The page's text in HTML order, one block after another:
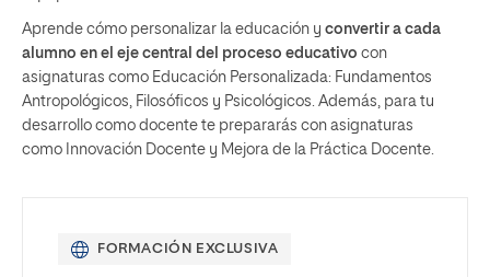
Aprende cómo personalizar la educación y convertir a cada
alumno en el eje central del proceso educativo con
asignaturas como Educación Personalizada: Fundamentos
Antropológicos, Filosóficos y Psicológicos. Además, para tu
desarrollo como docente te prepararás con asignaturas
como Innovación Docente y Mejora de la Práctica Docente.
FORMACIÓN EXCLUSIVA